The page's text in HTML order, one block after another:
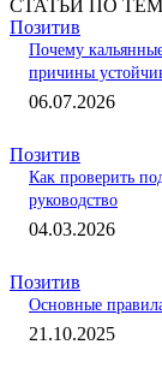
СТАТЬИ ПО
Позитив
Почему
причины
06.07.2026
Позитив
Как проверить
руководство
04.03.2026
Позитив
Основные
21.10.2025